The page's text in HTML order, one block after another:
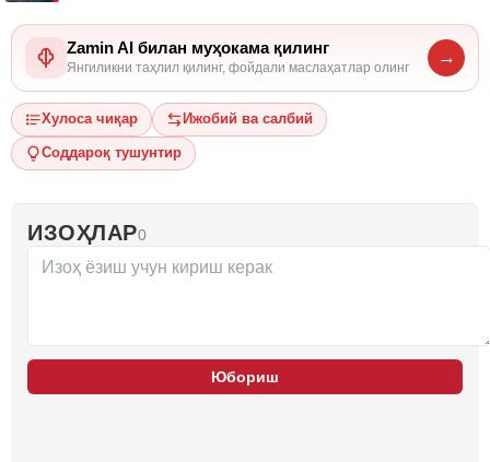
Zamin AI билан муҳокама қилинг
Янгиликни таҳлил қилинг, фойдали маслаҳатлар олинг
→
Хулоса чиқар Ижобий ва салбий
Соддароқ тушунтир
ИЗОҲЛАР0
Юбориш